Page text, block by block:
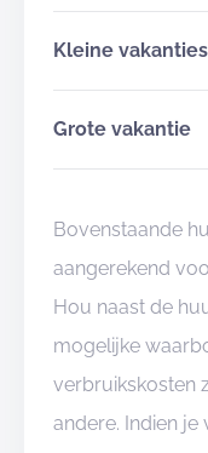
Kleine vakanties
Grote vakantie
Bovenstaande
aangerekend
Hou naast de
mogelijke
verbruikskosten
andere. Indien